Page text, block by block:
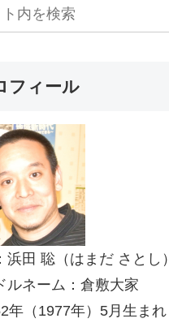
フィール
浜田 聡（はまだ さとし）
ルネーム：倉敷大家
年（1977年）5月生まれ